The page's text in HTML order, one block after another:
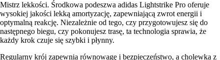
Mistrz lekkości. Środkowa podeszwa adidas Lightstrike Pro oferuje
wysokiej jakości lekką amortyzację, zapewniającą zwrot energii i
optymalną reakcję. Niezależnie od tego, czy przygotowujesz się do
następnego biegu, czy pokonujesz trasę, ta technologia sprawia, że
każdy krok czuje się szybki i płynny.
Regularny krój zapewnia równowagę i bezpieczeństwo, a cholewka z